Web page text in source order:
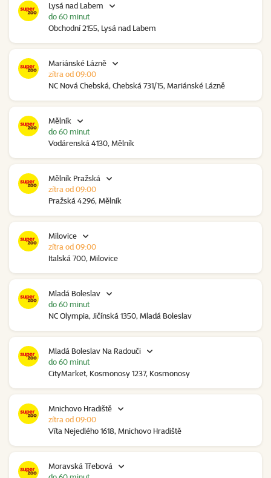
Lysá nad Labem
Obchodní 2155, Lysá nad Labem
do 60 minut
Mariánské Lázně
NC Nová Chebská, Chebská 731/15, Mariánské Lázně
zítra od 09:00
Mělník
Vodárenská 4130, Mělník
do 60 minut
Mělník Pražská
Pražská 4296, Mělník
zítra od 09:00
Milovice
Italská 700, Milovice
zítra od 09:00
Mladá Boleslav
NC Olympia, Jičínská 1350, Mladá Boleslav
do 60 minut
Mladá Boleslav Na Radouči
CityMarket, Kosmonosy 1237, Kosmonosy
do 60 minut
Mnichovo Hradiště
Víta Nejedlého 1618, Mnichovo Hradiště
zítra od 09:00
Moravská Třebová